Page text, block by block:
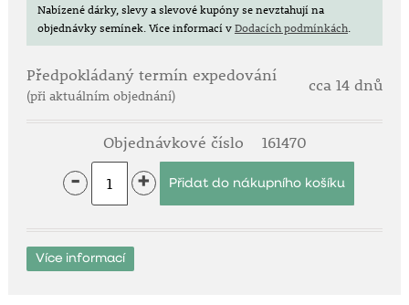
Nabízené dárky, slevy a slevové kupóny se nevztahují na
objednávky semínek.Více informací vDodacích podmínkách.
Předpokládaný termín expedování
(při aktuálním objednání)
cca 14 dnů
Objednávkové číslo 161470
- +
Více informací